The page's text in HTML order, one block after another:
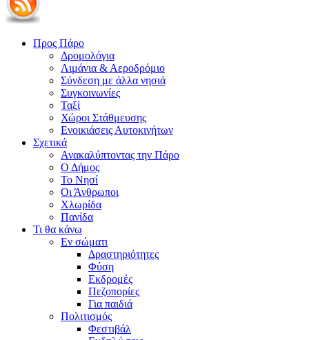
Προς Πάρο
Δρομολόγια
Λιμάνια & Αεροδρόμιο
Σύνδεση με άλλα νησιά
Συγκοινωνίες
Ταξί
Χώροι Στάθμευσης
Ενοικιάσεις Αυτοκινήτων
Σχετικά
Ανακαλύπτοντας την Πάρο
Ο Δήμος
Το Νησί
Οι Άνθρωποι
Χλωρίδα
Πανίδα
Τι θα κάνω
Εν σώματι
Δραστηριότητες
Φύση
Εκδρομές
Πεζοπορίες
Για παιδιά
Πολιτισμός
Φεστιβάλ